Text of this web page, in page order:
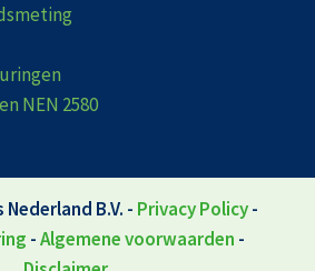
NEN 2580
Nederland B.V. - Privacy Policy-
-Algemene voorwaarden -